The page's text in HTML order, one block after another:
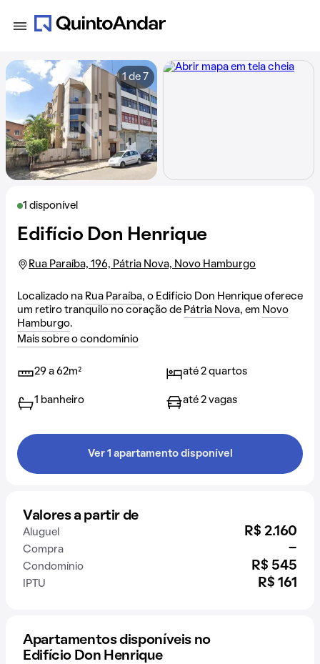
1 disponível
Edifício Don Henrique
Rua Paraíba, 196, Pátria Nova, Novo Hamburgo
Localizado na Rua Paraíba, o Edifício Don Henrique oferece
um retiro tranquilo no coração de Pátria Nova, em Novo
Hamburgo.
Mais sobre o condomínio
29 a 62m² até 2 quartos
1 banheiro até 2 vagas
Ver 1 apartamento disponível
Valores a partir de
Aluguel R$ 2.160
Compra -
Condomínio R$ 545
IPTU R$ 161
1 de 7
Apartamentos disponíveis no
Edifício Don Henrique